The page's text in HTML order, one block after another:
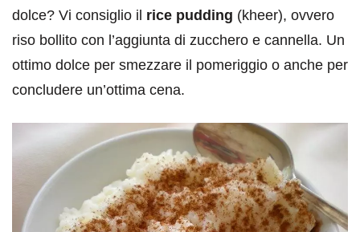
dolce? Vi consiglio il rice pudding (kheer), ovvero
riso bollito con l’aggiunta di zucchero e cannella. Un
ottimo dolce per smezzare il pomeriggio o anche per
concludere un’ottima cena.